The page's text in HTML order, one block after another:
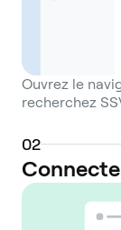
Ouvrez le
recherchez
02